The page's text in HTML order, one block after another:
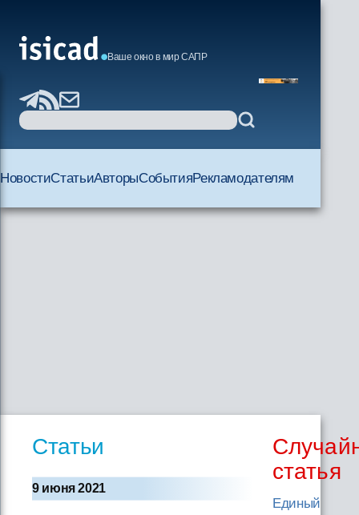
Ваше окно в мир САПР
НовостиСтатьиАвторыСобытияРекламодателям
Статьи
9 июня 2021
статья
Единый